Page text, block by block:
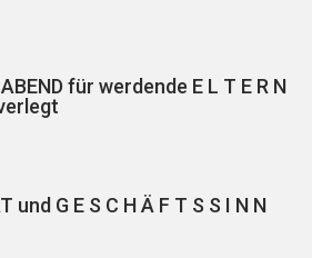
für werdende E L T E R N
und G E S C H Ä F T S S I N N